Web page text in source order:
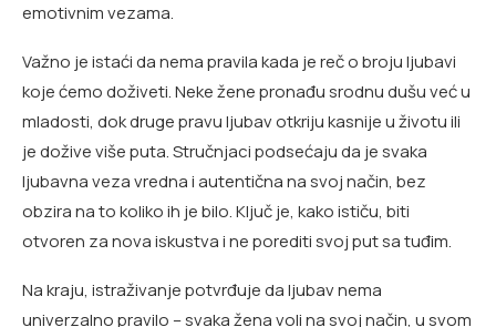
emotivnim vezama.
Važno je istaći da nema pravila kada je reč o broju ljubavi
koje ćemo doživeti. Neke žene pronađu srodnu dušu već u
mladosti, dok druge pravu ljubav otkriju kasnije u životu ili
je dožive više puta. Stručnjaci podsećaju da je svaka
ljubavna veza vredna i autentična na svoj način, bez
obzira na to koliko ih je bilo. Ključ je, kako ističu, biti
otvoren za nova iskustva i ne porediti svoj put sa tuđim.
Na kraju, istraživanje potvrđuje da ljubav nema
univerzalno pravilo – svaka žena voli na svoj način, u svom